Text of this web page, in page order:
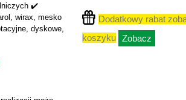
✔️
wirax, mesko
dyskowe,
Dodatkowy rabat
koszyku Zobacz